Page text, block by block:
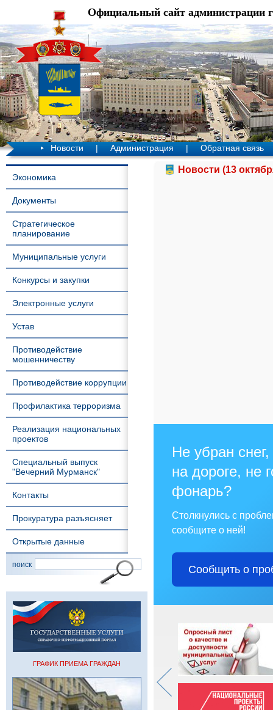
Официальный сайт администрации
Новости | Администрация | Обратная связь
Экономика
Документы
Стратегическое
планирование
Муниципальные услуги
Конкурсы и закупки
Электронные услуги
Устав
Противодействие
мошенничеству
Противодействие коррупции
Профилактика терроризма
Реализация национальных
проектов
Специальный выпуск
"Вечерний Мурманск"
Контакты
Прокуратура разъясняет
Открытые данные
поиск
ГРАФИК ПРИЕМА ГРАЖДАН
Новости (13
Не убран
на дороге, не
фонарь?
Столкнулись с
сообщите о ней!
Сообщить о